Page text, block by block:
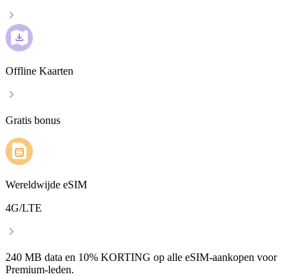
Offline Kaarten
Gratis bonus
Wereldwijde eSIM
4G/LTE
240 MB data en 10% KORTING op alle eSIM-aankopen voor
Premium-leden.